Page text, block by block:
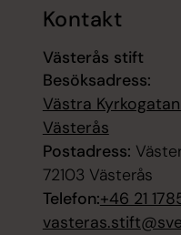
Kontakt
Västerås stift
Besöksadress:
Västra Kyrkogatan
Västerås
Postadress:
72103 Västerås
Telefon:+46 21